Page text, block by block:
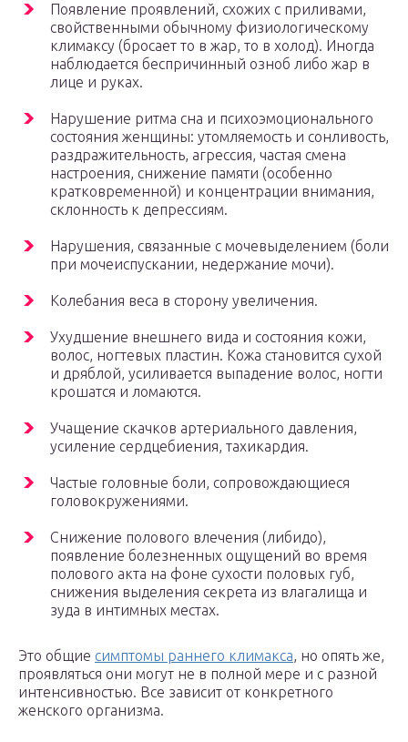
Появление проявлений, схожих с приливами,
свойственными обычному физиологическому
климаксу (бросает то в жар, то в холод). Иногда
наблюдается беспричинный озноб либо жар в
лице и руках.
Нарушение ритма сна и психоэмоционального
состояния женщины: утомляемость и сонливость,
раздражительность, агрессия, частая смена
настроения, снижение памяти (особенно
кратковременной) и концентрации внимания,
склонность к депрессиям.
Нарушения, связанные с мочевыделением (боли
при мочеиспускании, недержание мочи).
Колебания веса в сторону увеличения.
Ухудшение внешнего вида и состояния кожи,
волос, ногтевых пластин. Кожа становится сухой
и дряблой, усиливается выпадение волос, ногти
крошатся и ломаются.
Учащение скачков артериального давления,
усиление сердцебиения, тахикардия.
Частые головные боли, сопровождающиеся
головокружениями.
Снижение полового влечения (либидо),
появление болезненных ощущений во время
полового акта на фоне сухости половых губ,
снижения выделения секрета из влагалища и
зуда в интимных местах.
Это общие симптомы раннего климакса, но опять же,
проявляться они могут не в полной мере и с разной
интенсивностью. Все зависит от конкретного
женского организма.